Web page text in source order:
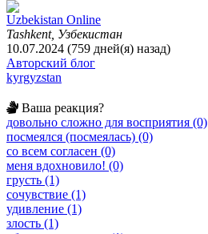
Uzbekistan Online
Tashkent, Узбекистан
10.07.2024 (759 дней(я) назад)
Авторский блог
kyrgyzstan
Ваша реакция?
довольно сложно для восприятия (0)
посмеялся (посмеялась) (0)
со всем согласен (0)
меня вдохновило! (0)
грусть (1)
сочувствие (1)
удивление (1)
злость (1)